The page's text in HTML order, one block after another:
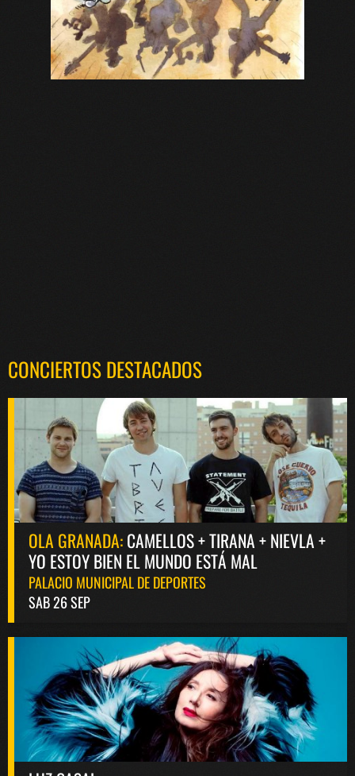
CONCIERTOS DESTACADOS
OLA GRANADA:CAMELLOS + TIRANA + NIEVLA +
YO ESTOY BIEN EL MUNDO ESTÁ MAL
PALACIO MUNICIPAL DE DEPORTES
SAB 26 SEP